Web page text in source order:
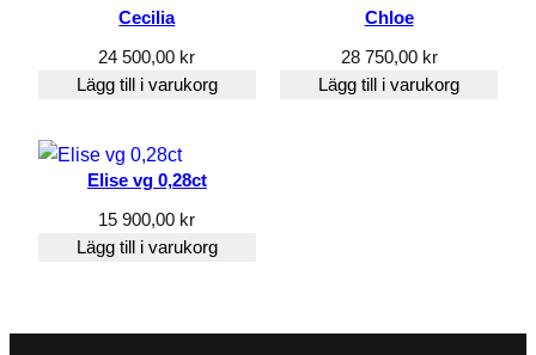
Din recension*
Namn*
Cecilia
24 500,00 kr
Lägg till i varukorg
Chloe
28 750,00 kr
Lägg till i varukorg
Elise vg 0,28ct
15 900,00 kr
Lägg till i varukorg
att försvinna
Marknadsföring
med dig av dina
intressen och